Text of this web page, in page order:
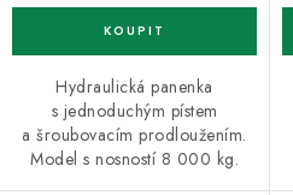
Hydraulická panenka
s jednoduchým pístem
a šroubovacím prodloužením.
Model s nosností 8 000 kg.